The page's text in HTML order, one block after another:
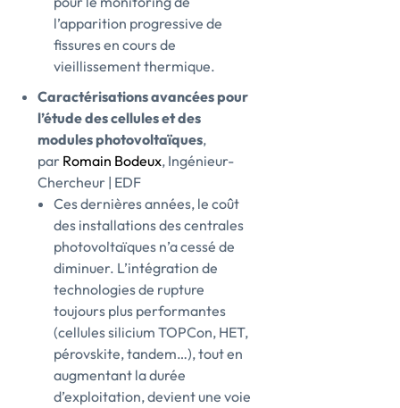
l’apparition progressive de
fissures en cours de
vieillissement thermique.
Caractérisations avancées pour
l’étude des cellules et des
modules photovoltaïques,
par Romain Bodeux, Ingénieur-
Chercheur | EDF
Ces dernières années, le coût
des installations des centrales
photovoltaïques n’a cessé de
diminuer. L’intégration de
technologies de rupture
toujours plus performantes
(cellules silicium TOPCon, HET,
pérovskite, tandem…), tout en
augmentant la durée
d’exploitation, devient une voie